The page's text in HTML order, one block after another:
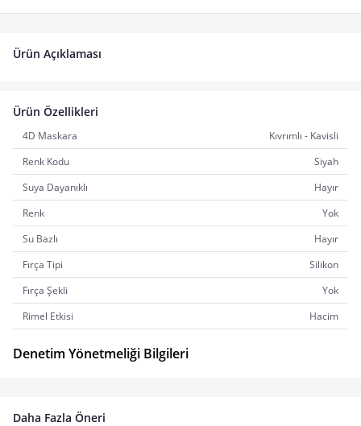
Ürün Açıklaması
Ürün Özellikleri
4D Maskara
Kıvrımlı - Kavisli
Renk Kodu
Siyah
Suya Dayanıklı
Hayır
Renk
Yok
Su Bazlı
Hayır
Fırça Tipi
Silikon
Fırça Şekli
Yok
Rimel Etkisi
Hacim
Denetim Yönetmeliği Bilgileri
Daha Fazla Öneri